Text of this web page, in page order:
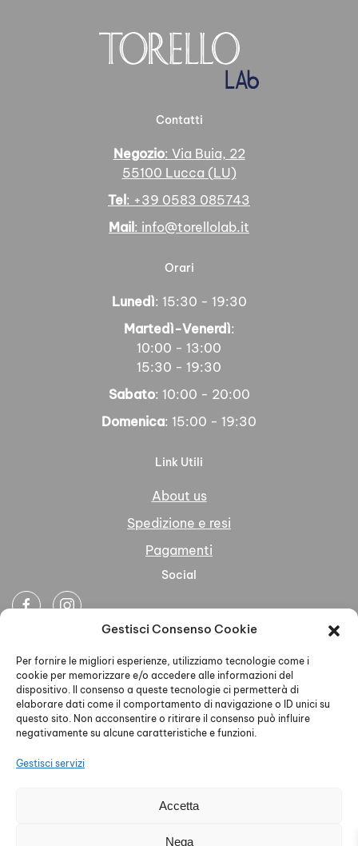
Gestisci Consenso Cookie
Per fornire le migliori esperienze, utilizziamo tecnologie come i
cookie per memorizzare e/o accedere alle informazioni del
dispositivo. Il consenso a queste tecnologie ci permetterà di
elaborare dati come il comportamento di navigazione o ID unici su
questo sito. Non acconsentire o ritirare il consenso può influire
negativamente su alcune caratteristiche e funzioni.
Gestisci servizi
Accetta
Nega
Contatti
Negozio: Via Buia, 22
55100 Lucca (LU)
Tel : +39 0583 085743
Mail : info@torellolab.it
Orari
Lunedì: 15:30 - 19:30
Martedì-Venerdì:
10:00 - 13:00
15:30 - 19:30
Sabato: 10:00 - 20:00
Domenica: 15:00 - 19:30
Link Utili
About us
Spedizione e resi
Pagamenti
Social